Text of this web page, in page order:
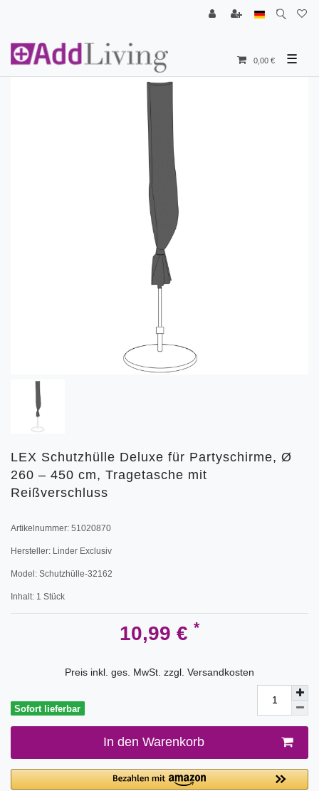
0,00 € ☰
LEX Schutzhülle Deluxe für Partyschirme, Ø
260 – 450 cm, Tragetasche mit
Reißverschluss
Artikelnummer: 51020870
Hersteller: Linder Exclusiv
Model: Schutzhülle-32162
Inhalt: 1 Stück
10,99 € *
Preis inkl. ges. MwSt. zzgl. Versandkosten
Sofort lieferbar
In den Warenkorb